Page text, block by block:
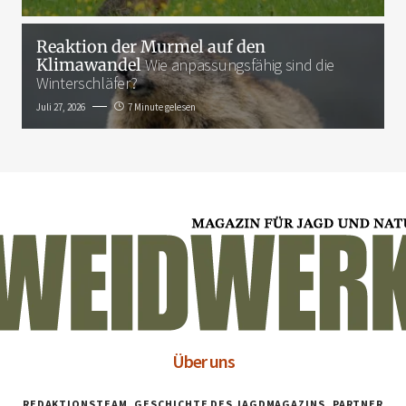
Reaktion der Murmel auf den
KlimawandelWie anpassungsfähig sind die
Winterschläfer?
Juli 27, 2026 7 Minute gelesen
Über uns